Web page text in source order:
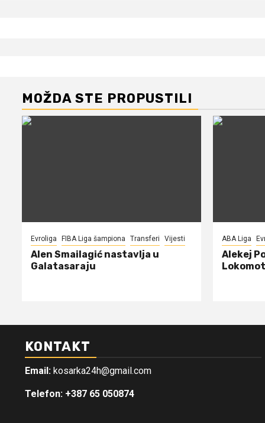
MOŽDA STE PROPUSTILI
Evroliga FIBA Liga šampiona Transferi Vijesti
Alen Smailagić nastavlja u
Galatasaraju
ABA Liga
Alekej
KONTAKT
Email: kosarka24h@gmail.com
Telefon: +387 65 050874